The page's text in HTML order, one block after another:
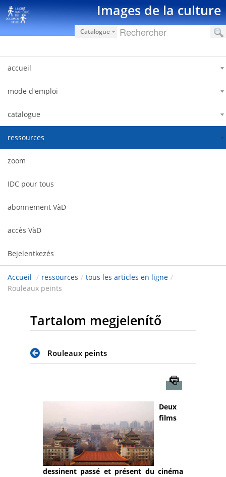
Ugrás a tartalomhoz Images de la culture
Catalogue
accueil
mode d'emploi
catalogue
ressources
zoom
IDC pour tous
abonnement VàD
accès VàD
Bejelentkezés
Accueil / ressources / tous les articles en ligne /
Rouleaux peints
Tartalom megjelenítő
Rouleaux peints
Deux
films
dessinent passé et présent du cinéma